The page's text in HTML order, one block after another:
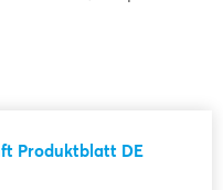
Produktblatt DE